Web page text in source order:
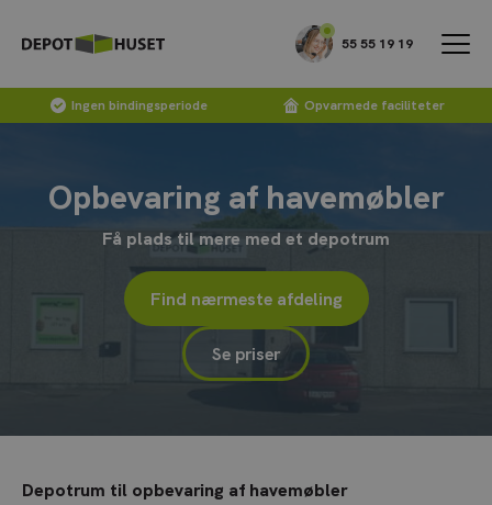
55 55 19 19
Ingen bindingsperiode Opvarmede faciliteter
Opbevaring af havemøbler
Få plads til mere med et depotrum
Find nærmeste afdeling
Se priser
Depotrum til opbevaring af havemøbler